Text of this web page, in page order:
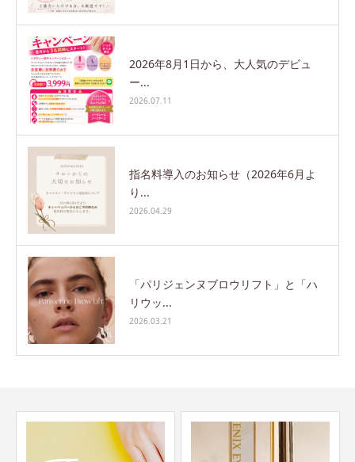
2026年8月1日から、大人気のデビュ
ー...
2026.07.11
指名料導入のお知らせ（2026年6月よ
り...
2026.04.29
「パリジェンヌブロウリフト」と「ハ
リウッ...
2026.03.21